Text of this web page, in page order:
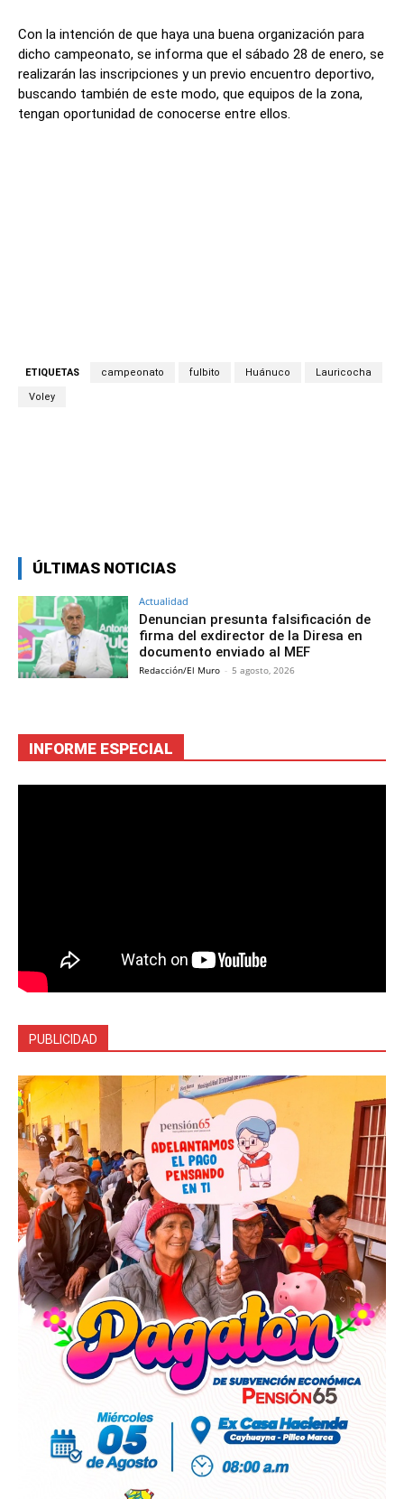
Con la intención de que haya una buena organización para
dicho campeonato, se informa que el sábado 28 de enero, se
realizarán las inscripciones y un previo encuentro deportivo,
buscando también de este modo, que equipos de la zona,
tengan oportunidad de conocerse entre ellos.
ETIQUETAS campeonato fulbito Huánuco Lauricocha
Voley
ÚLTIMAS NOTICIAS
Actualidad
Denuncian presunta falsificación de
firma del exdirector de la Diresa en
documento enviado al MEF
Redacción/El Muro - 5 agosto, 2026
INFORME ESPECIAL
PUBLICIDAD